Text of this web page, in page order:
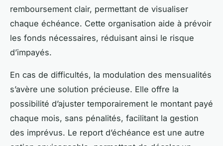
remboursement clair, permettant de visualiser
chaque échéance. Cette organisation aide à prévoir
les fonds nécessaires, réduisant ainsi le risque
d’impayés.
En cas de difficultés, la modulation des mensualités
s’avère une solution précieuse. Elle offre la
possibilité d’ajuster temporairement le montant payé
chaque mois, sans pénalités, facilitant la gestion
des imprévus. Le report d’échéance est une autre